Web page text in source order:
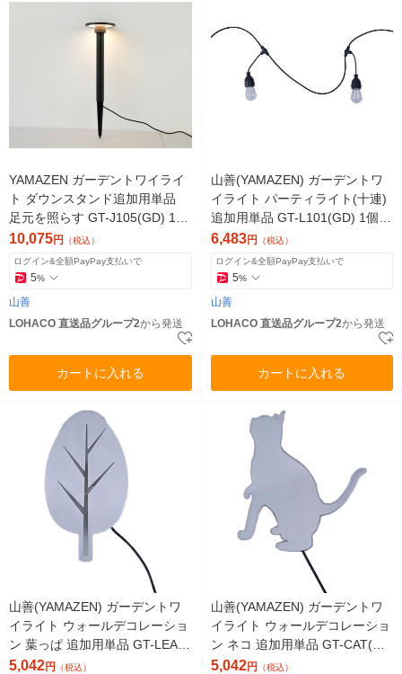
YAMAZEN ガーデントワイライ
ト ダウンスタンド追加用単品
足元を照らす GT-J105(GD) 1灯
（直送品）
10,075円 （税込）
ログイン&全額PayPay支払いで
5%
山善
LOHACO 直送品グループ2から発送
カートに入れる
山善(YAMAZEN) ガーデントワ
イライト パーティライト(十連)
追加用単品 GT-L101(GD) 1個
（直送品）
6,483円 （税込）
ログイン&全額PayPay支払いで
5%
山善
LOHACO 直送品グループ2から発送
カートに入れる
山善(YAMAZEN) ガーデントワ
イライト ウォールデコレーショ
ン 葉っぱ 追加用単品 GT-LEAF
(GD) 1個（直送品）
5,042円 （税込）
山善(YAMAZEN) ガーデントワ
イライト ウォールデコレーショ
ン ネコ 追加用単品 GT-CAT(G
D) 1個（直送品）
5,042円 （税込）